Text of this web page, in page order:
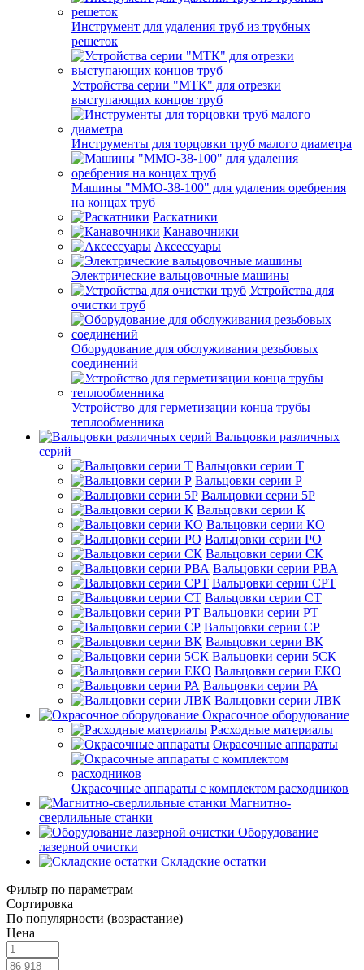
Инструмент для удаления труб из трубных
решеток
Устройства серии "МТК" для отрезки
выступающих концов труб
Инструменты для торцовки труб малого диаметра
Машины "ММО-38-100" для удаления оребрения
на концах труб
Раскатники
Канавочники
Аксессуары
Электрические вальцовочные машины
Устройства для
очистки труб
Оборудование для обслуживания резьбовых
соединений
Устройство для герметизации конца трубы
теплообменника
Вальцовки различных
серий
Вальцовки серии Т
Вальцовки серии Р
Вальцовки серии 5Р
Вальцовки серии К
Вальцовки серии КО
Вальцовки серии РО
Вальцовки серии СК
Вальцовки серии РВА
Вальцовки серии СРТ
Вальцовки серии СТ
Вальцовки серии РТ
Вальцовки серии СР
Вальцовки серии ВК
Вальцовки серии 5СК
Вальцовки серии ЕКО
Вальцовки серии РА
Вальцовки серии ЛВК
Окрасочное оборудование
Расходные материалы
Окрасочные аппараты
Окрасочные аппараты с комплектом расходников
Магнитно-
сверлильные станки
Оборудование
лазерной очистки
Складские остатки
Фильтр по параметрам
Сортировка
По популярности (возрастание)
Цена